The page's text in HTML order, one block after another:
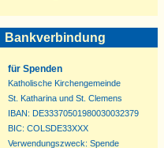
Bankverbindung
für Spenden
Katholische Kirchengemeinde
St. Katharina und St. Clemens
IBAN: DE33370501980030032379
BIC: COLSDE33XXX
Verwendungszweck: Spende